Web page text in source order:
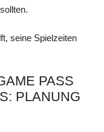
seine Spielzeiten
PASS
PLANUNG